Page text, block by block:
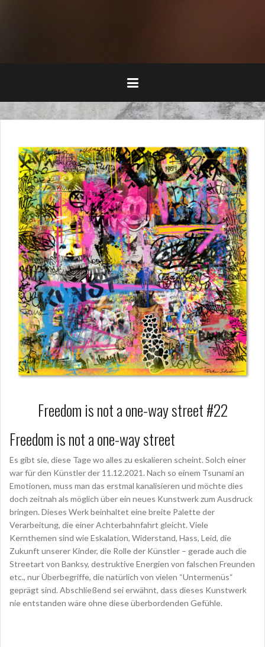
Freedom is not a one-way street #22
Freedom is not a one-way street
Es gibt sie, diese Tage wo alles zu eskalieren scheint. Solch einer
war für den Künstler der 11.12.2021. Nach so einem Tsunami an
Emotionen, muss man das erstmal kanalisieren und möchte dies
doch zeitnah als möglich über ein neues Kunstwerk zum Ausdruck
bringen. Dieses Werk beinhaltet eine breite Palette der
Verarbeitung, die einer Achterbahnfahrt gleicht. Viele
Kernthemen sind wie Eskalation, Widerstand, Hass, Leid, die
Zukunft unserer Kinder, die Rolle der Künstler – gerade auch die
Streetart von Banksy, destruktive Energien von falschen Freunden
etc., nurÜberbegriffe, die natürlich von vielen “Untermenüs“
geprägt sind. Abschließend sei erwähnt, dass dieses Kunstwerk
nie entstanden wäre ohne diese überbordenden Gefühle.